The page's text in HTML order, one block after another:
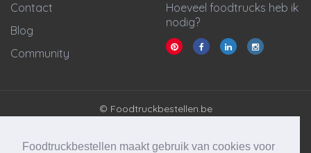
Foodtruckbestellen maakt gebruik van cookies voor
Contact
Blog
Community
Hoeveel foodtrucks heb ik
nodig?
© Foodtruckbestellen.be